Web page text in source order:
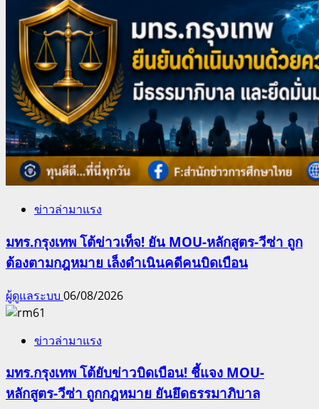
ข่าวล่ามาแรง
มทร.กรุงเทพ โต้ข่าวเท็จ! ยัน MOU-หลักสูตร-วีซ่า ถูก
ต้องตามกฎหมาย เล็งดำเนินคดีคนบิดเบือน
ผู้ดูแลระบบ 06/08/2026
ข่าวล่ามาแรง
มทร.กรุงเทพ โต้ยับข่าวบิดเบือน! ชี้แจง MOU-
หลักสูตร-วีซ่า ถูกกฎหมาย ยันยึดธรรมาภิบาล